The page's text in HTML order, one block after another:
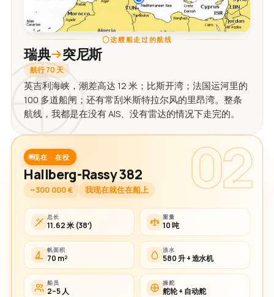
这艘船走过的航线
瑞典 突尼斯
航行 70 天
英吉利海峡，潮差高达 12 米；比斯开湾；法国运河里的
100 多道船闸；还有常刮米斯特拉尔风的里昂湾。整条
航线，我都是在没有 AIS、没有雷达的情况下走完的。
02
现在 · 在役
Hallberg-Rassy 382
~300 000 € 我现在就住在船上
总长
11.62 米 (38′)
重量
10 吨
帆面积
70 m²
淡水
580 升 + 造水机
船员
2–5 人
操舵
舵轮 + 自动舵